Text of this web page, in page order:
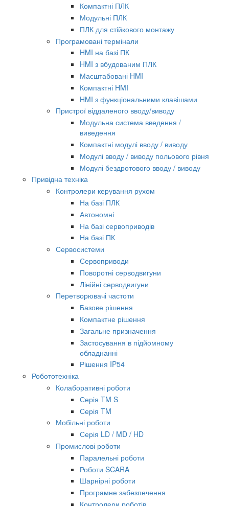
Компактні ПЛК
Модульні ПЛК
ПЛК для стійкового монтажу
Програмовані термінали
HMI на базі ПК
HMI з вбудованим ПЛК
Масштабовані HMI
Компактні HMI
HMI з функціональними клавішами
Пристрої віддаленого вводу/виводу
Модульна система введення /
виведення
Компактні модулі вводу / виводу
Модулі вводу / виводу польового рівня
Модулі бездротового вводу / виводу
Привідна техніка
Контролери керування рухом
На базі ПЛК
Автономні
На базі сервоприводів
На базі ПК
Сервосистеми
Сервоприводи
Поворотні серводвигуни
Лінійні серводвигуни
Перетворювачі частоти
Базове рішення
Компактне рішення
Загальне призначення
Застосування в підйомному
обладнанні
Рішення IP54
Робототехніка
Колаборативні роботи
Серія TM S
Серія TM
Мобільні роботи
Серія LD / MD / HD
Промислові роботи
Паралельні роботи
Роботи SCARA
Шарнірні роботи
Програмне забезпечення
Контролери роботів